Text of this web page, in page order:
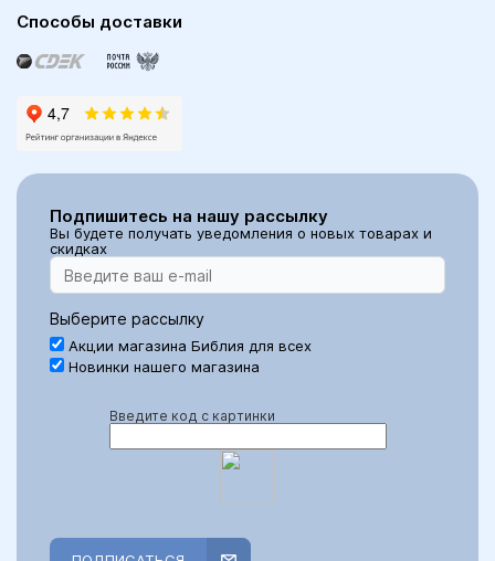
Способы доставки
Подпишитесь на нашу рассылку
Вы будете получать уведомления о новых товарах и
скидках
Выберите рассылку
Акции магазина Библия для всех
Новинки нашего магазина
Введите код с картинки